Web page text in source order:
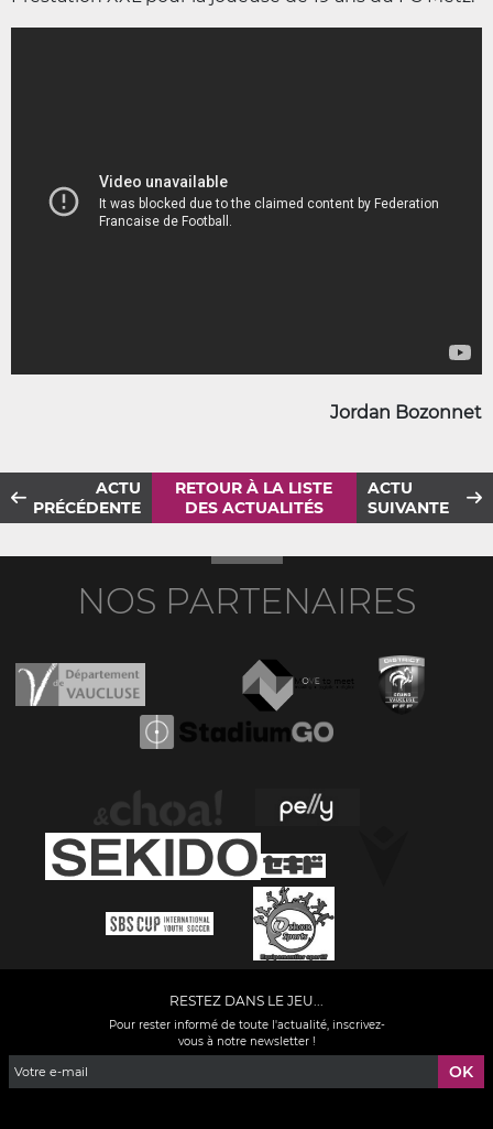
Jordan Bozonnet
ACTU
PRÉCÉDENTE
RETOUR À LA LISTE
DES ACTUALITÉS
ACTU
SUIVANTE
NOS PARTENAIRES
RESTEZ DANS LE JEU...
Pour rester informé de toute l'actualité, inscrivez-
vous à notre newsletter !